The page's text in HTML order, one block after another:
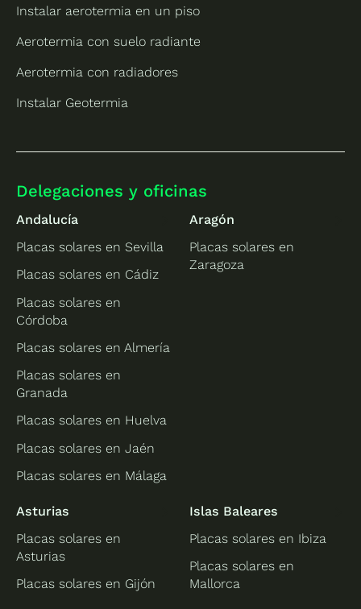
Instalar aerotermia en un piso
Aerotermia con suelo radiante
Aerotermia con radiadores
Instalar Geotermia
Delegaciones y oficinas
Andalucía
Placas solares en Sevilla
Placas solares en Cádiz
Placas solares en
Córdoba
Placas solares en Almería
Placas solares en
Granada
Placas solares en Huelva
Placas solares en Jaén
Placas solares en Málaga
Aragón
Placas solares en
Zaragoza
Asturias
Placas solares en
Asturias
Placas solares en Gijón
Islas Baleares
Placas solares en Ibiza
Placas solares en
Mallorca